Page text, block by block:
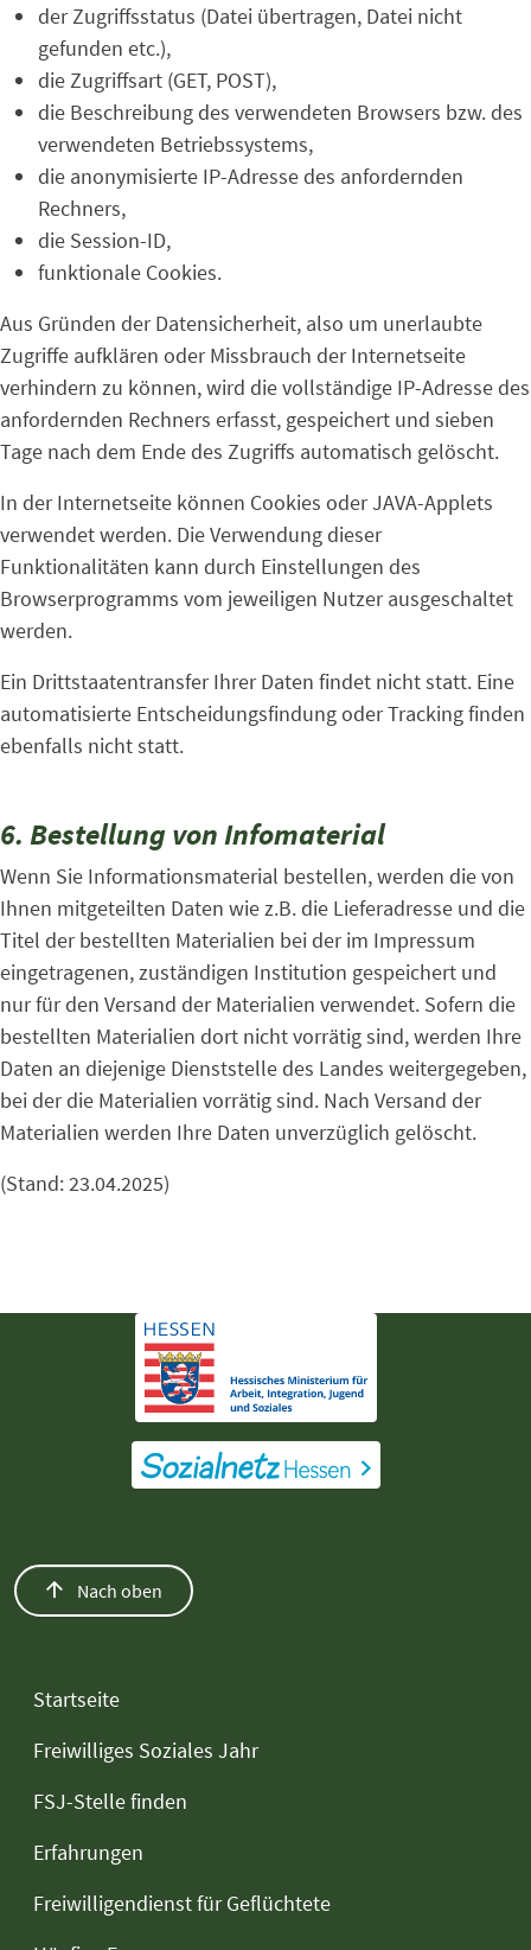
der Zugriffsstatus (Datei übertragen, Datei nicht
gefunden etc.),
die Zugriffsart (GET, POST),
die Beschreibung des verwendeten Browsers bzw. des
verwendeten Betriebssystems,
die anonymisierte IP-Adresse des anfordernden
Rechners,
die Session-ID,
funktionale Cookies.
Aus Gründen der Datensicherheit, also um unerlaubte
Zugriffe aufklären oder Missbrauch der Internetseite
verhindern zu können, wird die vollständige IP-Adresse des
anfordernden Rechners erfasst, gespeichert und sieben
Tage nach dem Ende des Zugriffs automatisch gelöscht.
In der Internetseite können Cookies oder JAVA-Applets
verwendet werden. Die Verwendung dieser
Funktionalitäten kann durch Einstellungen des
Browserprogramms vom jeweiligen Nutzer ausgeschaltet
werden.
Ein Drittstaatentransfer Ihrer Daten findet nicht statt. Eine
automatisierte Entscheidungsfindung oder Tracking finden
ebenfalls nicht statt.
6. Bestellung von Infomaterial
Wenn Sie Informationsmaterial bestellen, werden die von
Ihnen mitgeteilten Daten wie z.B. die Lieferadresse und die
Titel der bestellten Materialien bei der im Impressum
eingetragenen, zuständigen Institution gespeichert und
nur für den Versand der Materialien verwendet. Sofern die
bestellten Materialien dort nicht vorrätig sind, werden Ihre
Daten an diejenige Dienststelle des Landes weitergegeben,
bei der die Materialien vorrätig sind. Nach Versand der
Materialien werden Ihre Daten unverzüglich gelöscht.
(Stand: 23.04.2025)
Startseite
Freiwilliges Soziales Jahr
FSJ-Stelle finden
Erfahrungen
Freiwilligendienst für Geflüchtete
Nach oben